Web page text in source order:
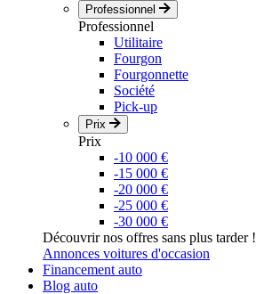
Professionnel
Professionnel
Utilitaire
Fourgon
Fourgonnette
Société
Pick-up
Prix
Prix
-10 000 €
-15 000 €
-20 000 €
-25 000 €
-30 000 €
Découvrir nos offres sans plus tarder !
Annonces voitures d'occasion
Financement auto
Blog auto